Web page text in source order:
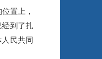
置上，
到了扎
民共同